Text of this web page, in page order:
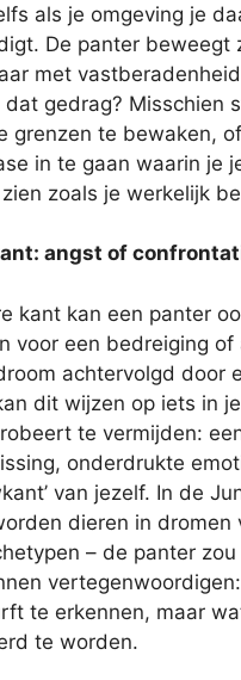
als je omgeving je
De panter beweegt
met
gedrag? Misschien
grenzen te bewaken,
in te gaan waarin je
zoals je werkelijk
angst of
kant kan een panter
voor een bedreiging of
achtervolgd door
dit wijzen op iets in
te vermijden:
onderdrukte
van jezelf. In de
dieren in dromen
– de panter
te erkennen, maar
te worden.